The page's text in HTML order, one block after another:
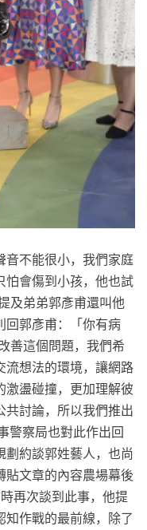
音不能很小，我們家庭
怕會傷到小孩，他也試
及弟弟郭彥甫還叫他
回郭彥甫：「你有病
善這個問題，我們希
流想法的環境，讓網路
激盪碰撞，更加理解彼
共討論，所以我們推出
警察局也對此作出回
劃約談郭姓藝人，也尚
貼文章的內容農場幕後
再次談到此事，他提
知作戰的最前線，除了